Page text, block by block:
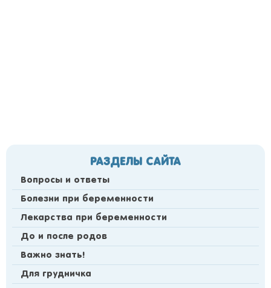
РАЗДЕЛЫ САЙТА
Вопросы и ответы
Болезни при беременности
Лекарства при беременности
До и после родов
Важно знать!
Для грудничка